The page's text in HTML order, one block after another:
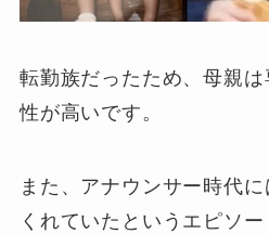
転勤族だったため、母親
性が高いです。
また、アナウンサー時代
くれていたというエピソー